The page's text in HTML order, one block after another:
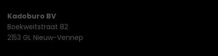
Kadoburo BV
Boekweitstraat 82
2153 GL Nieuw-Vennep